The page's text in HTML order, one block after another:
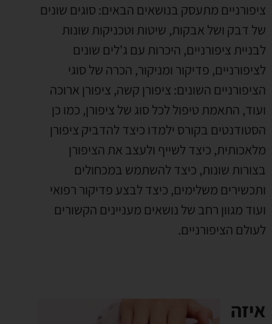
ציפורניים מתעסק בנושאים הבאים: סוגים שונים
של דבק ושל אבקות, שיטות וטכניקות שונות
לבניית ציפורניים, היכרות עם ג'לים שונים
לציפורניים, פדיקור ומניקור, הכרה של סוגי
הציפורניים השונים: ציפורן קשה, ציפורן ארוכה
ועוד, התאמת טיפול לכל סוג של ציפורן, כמו כן
הסטודנטים בקורס ילמדו כיצד להדביק ציפורן
מלאכותית, כיצד לשייף ולעצב את הציפורן
בצורות שונות, כיצד להשתמש במכחולים
ותכשירים משלימים, כיצד לבצע פדיקור רפואי
ועוד מגוון רחב של נושאים מעניינים הקשורים
לעולם הציפורניים.
איזה